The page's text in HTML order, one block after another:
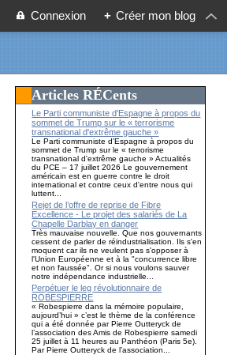
Connexion + Créer mon blog
Articles RÉCents
Le Parti communiste d'Espagne à propos du
sommet de Trump sur le « terrorisme
transnational d'extrême gauche »
Le Parti communiste d'Espagne à propos du
sommet de Trump sur le « terrorisme
transnational d'extrême gauche » Actualités
du PCE – 17 juillet 2026 Le gouvernement
américain est en guerre contre le droit
international et contre ceux d'entre nous qui
luttent...
Rejet de l’offre de reprise de Fibre
Excellence - Le projet des salariés de La
Chapelle Darblay en danger
Très mauvaise nouvelle. Que nos gouvernants
cessent de parler de réindustrialisation. Ils s'en
moquent car ils ne veulent pas s'opposer à
l'Union Européenne et à la "concurrence libre
et non faussée". Or si nous voulons sauver
notre indépendance industrielle...
Perpétuer le leg révolutionnaire de
ROBESPIERRE
« Robespierre dans la mémoire populaire,
aujourd’hui » c’est le thème de la conférence
qui a été donnée par Pierre Outteryck de
l’association des Amis de Robespierre samedi
25 juillet à 11 heures au Panthéon (Paris 5e).
Par Pierre Outteryck de l’association...